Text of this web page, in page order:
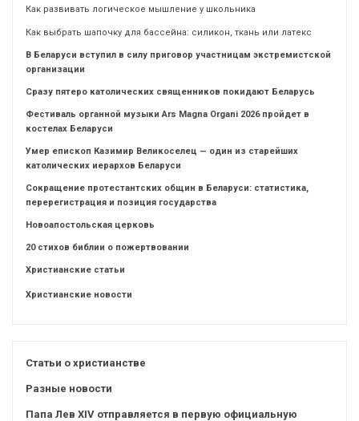
Как развивать логическое мышление у школьника
Как выбрать шапочку для бассейна: силикон, ткань или латекс
В Беларуси вступил в силу приговор участницам экстремистской
организации
Сразу пятеро католических священников покидают Беларусь
Фестиваль органной музыки Ars Magna Organi 2026 пройдет в
костелах Беларуси
Умер епископ Казимир Великоселец — один из старейших
католических иерархов Беларуси
Сокращение протестантских общин в Беларуси: статистика,
перерегистрация и позиция государства
Новоапостольская церковь
20 стихов библии о пожертвовании
Христианские статьи
Христианские новости
Статьи о христианстве
Разные новости
Папа Лев XIV отправляется в первую официальную